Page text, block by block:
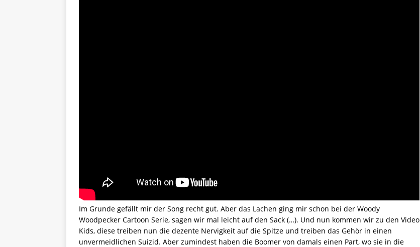
Im Grunde gefällt mir der Song recht gut. Aber das Lachen ging mir schon bei der Woody
Woodpecker Cartoon Serie, sagen wir mal leicht auf den Sack (…). Und nun kommen wir zu den Video
Kids, diese treiben nun die dezente Nervigkeit auf die Spitze und treiben das Gehör in einen
unvermeidlichen Suizid. Aber zumindest haben die Boomer von damals einen Part, wo sie in die